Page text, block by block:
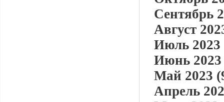
Сентябрь
Август
Июль 2023
Июнь 2023
Май 2023
Апрель